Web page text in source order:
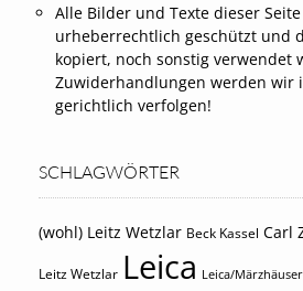
Alle Bilder und Texte dieser
urheberrechtlich geschützt und
kopiert, noch sonstig verwendet
Zuwiderhandlungen werden wir
gerichtlich verfolgen!
SCHLAGWÖRTER
(wohl) Leitz Wetzlar Beck Kassel Carl
Leitz Wetzlar Leica Leica/Märzhäuser